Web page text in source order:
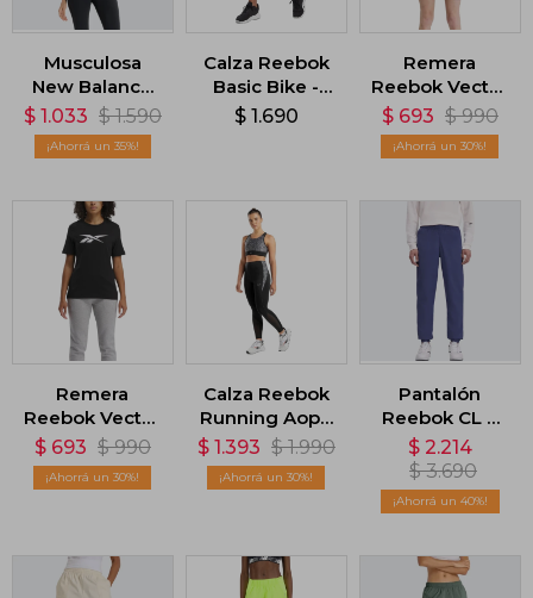
Musculosa
New Balance
Micro-Rib -
Negro
$ 1.033 $ 1.590
35
Calza Reebok
Basic Bike -
Negro
$ 1.690
Remera
Reebok Vector
Graphic -
Blanco
$ 693 $ 990
30
Remera
Reebok Vector
Graphic -
Negro
$ 693 $ 990
30
Calza Reebok
Running Aop -
Negro
$ 1.393 $ 1.990
30
Pantalón
Reebok CL F
FR Trackpant -
Azul
$ 2.214
$ 3.690
40